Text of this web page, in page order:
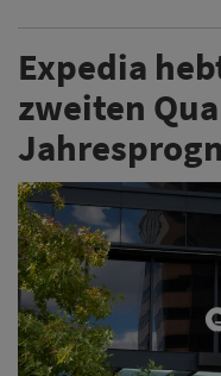
Expedia
zweiten